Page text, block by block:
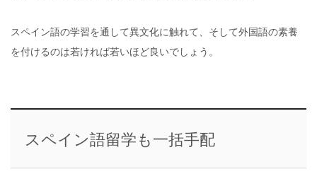
スペイン語の学習を通して異文化に触れて、そして外国語の素養
を付けるのは若ければ若いほど良いでしょう。
スペイン語留学も一括手配